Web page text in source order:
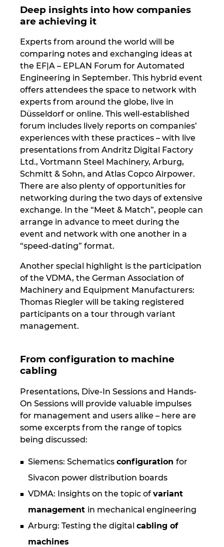
Deep insights into how companies
are achieving it
Experts from around the world will be
comparing notes and exchanging ideas at
the EF|A – EPLAN Forum for Automated
Engineering in September. This hybrid event
offers attendees the space to network with
experts from around the globe, live in
Düsseldorf or online. This well-established
forum includes lively reports on companies’
experiences with these practices – with live
presentations from Andritz Digital Factory
Ltd., Vortmann Steel Machinery, Arburg,
Schmitt & Sohn, and Atlas Copco Airpower.
There are also plenty of opportunities for
networking during the two days of extensive
exchange. In the “Meet & Match”, people can
arrange in advance to meet during the
event and network with one another in a
“speed-dating” format.
Another special highlight is the participation
of the VDMA, the German Association of
Machinery and Equipment Manufacturers:
Thomas Riegler will be taking registered
participants on a tour through variant
management.
From configuration to machine
cabling
Presentations, Dive-In Sessions and Hands-
On Sessions will provide valuable impulses
for management and users alike – here are
some excerpts from the range of topics
being discussed:
Siemens: Schematics configuration for
Sivacon power distribution boards
VDMA: Insights on the topic of variant
management in mechanical engineering
Arburg: Testing the digital cabling of
machines
Slovenia
South Africa
South Korea
Spain
Sweden
Switzerland
Thailand
Turkey
Ukraine
United Kingdom
United States